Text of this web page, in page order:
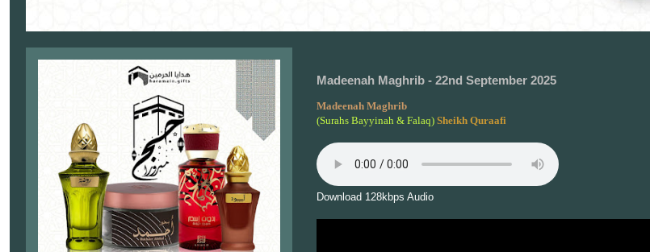
Madeenah Maghrib - 22nd September 2025
Madeenah Maghrib
(Surahs Bayyinah & Falaq) Sheikh Quraafi
Download 128kbps Audio